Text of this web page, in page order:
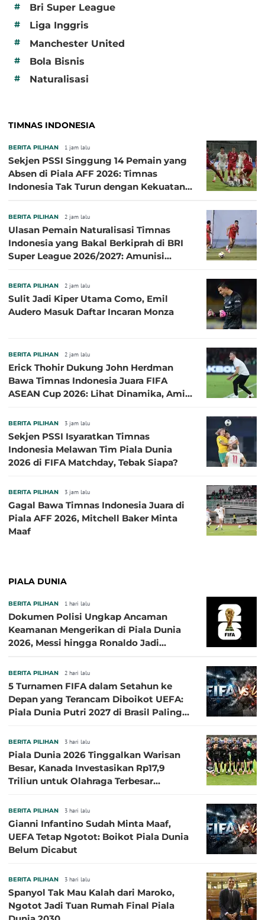
# Bri Super League
# Liga Inggris
# Manchester United
# Bola Bisnis
# Naturalisasi
TIMNAS INDONESIA
BERITA PILIHAN 1 jam lalu
Sekjen PSSI Singgung 14 Pemain yang
Absen di Piala AFF 2026: Timnas
Indonesia Tak Turun dengan Kekuatan
BERITA PILIHAN 2 jam lalu
Ulasan Pemain Naturalisasi Timnas
Indonesia yang Bakal Berkiprah di BRI
Super League 2026/2027: Amunisi
BERITA PILIHAN 2 jam lalu
Sulit Jadi Kiper Utama Como, Emil
Audero Masuk Daftar Incaran Monza
BERITA PILIHAN 2 jam lalu
Erick Thohir Dukung John Herdman
Bawa Timnas Indonesia Juara FIFA
ASEAN Cup 2026: Lihat Dinamika, Amit-
BERITA PILIHAN 3 jam lalu
Sekjen PSSI Isyaratkan Timnas
Indonesia Melawan Tim Piala Dunia
2026 di FIFA Matchday, Tebak Siapa?
BERITA PILIHAN 3 jam lalu
Gagal Bawa Timnas Indonesia Juara di
Piala AFF 2026, Mitchell Baker Minta
Maaf
PIALA DUNIA
BERITA PILIHAN 1 hari lalu
Dokumen Polisi Ungkap Ancaman
Keamanan Mengerikan di Piala Dunia
2026, Messi hingga Ronaldo Jadi
BERITA PILIHAN 2 hari lalu
5 Turnamen FIFA dalam Setahun ke
Depan yang Terancam Diboikot UEFA:
Piala Dunia Putri 2027 di Brasil Paling
BERITA PILIHAN 3 hari lalu
Piala Dunia 2026 Tinggalkan Warisan
Besar, Kanada Investasikan Rp17,9
Triliun untuk Olahraga Terbesar
BERITA PILIHAN 3 hari lalu
Gianni Infantino Sudah Minta Maaf,
UEFA Tetap Ngotot: Boikot Piala Dunia
Belum Dicabut
BERITA PILIHAN 3 hari lalu
Spanyol Tak Mau Kalah dari Maroko,
Ngotot Jadi Tuan Rumah Final Piala